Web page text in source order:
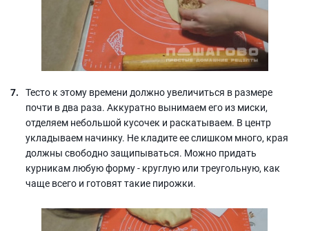
Тесто к этому времени должно увеличиться в размере
почти в два раза. Аккуратно вынимаем его из миски,
отделяем небольшой кусочек и раскатываем. В центр
укладываем начинку. Не кладите ее слишком много, края
должны свободно защипываться. Можно придать
курникам любую форму - круглую или треугольную, как
чаще всего и готовят такие пирожки.